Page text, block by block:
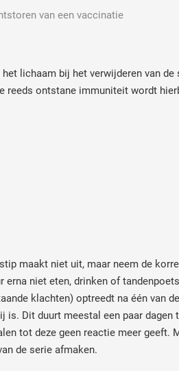
van een vaccinatie
lichaam bij het verwijderen van
reeds ontstane immuniteit wordt
maakt niet uit, maar neem de
niet eten, drinken of
klachten) optreedt na één van
Dit duurt meestal een paar dagen
tot deze geen reactie meer geeft.
de serie afmaken.